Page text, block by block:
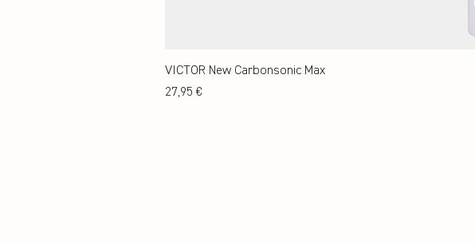
VICTOR New Carbonsonic Max
Preis
27,95 €